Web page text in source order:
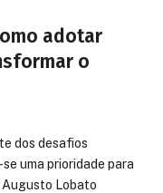
adotar
o
dos desafios
uma prioridade para
Augusto Lobato